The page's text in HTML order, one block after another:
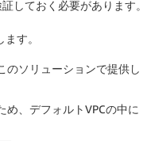
しておく必要があります。
す。
のソリューションで提供し
、デフォルトVPCの中に